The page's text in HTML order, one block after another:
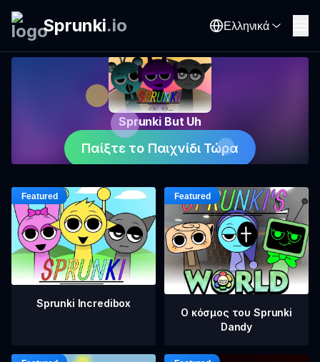
Sprunki.io Ελληνικά
Sprunki But Uh
Παίξτε το Παιχνίδι Τώρα
Sprunki Incredibox
Ο κόσμος του Sprunki
Dandy